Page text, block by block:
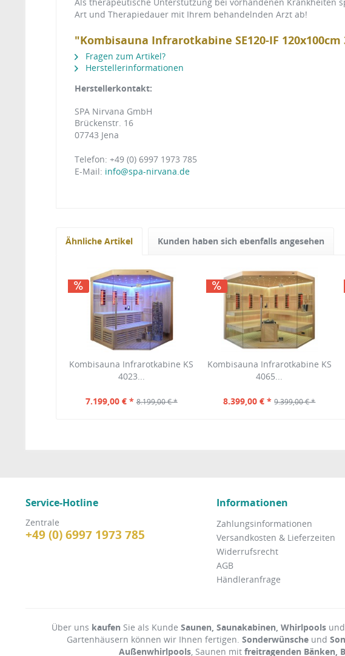
Art und Therapiedauer mit Ihrem behandelnden Arzt ab!
"Kombisauna Infrarotkabine SE120-IF 120x100cm
Fragen zum Artikel?
Herstellerinformationen
Herstellerkontakt:
SPA Nirvana GmbH
Brückenstr. 16
07743 Jena
Telefon: +49 (0) 6997 1973 785
E-Mail: info@spa-nirvana.de
Ähnliche Artikel Kunden haben sich ebenfalls angesehen
Kombisauna Infrarotkabine KS
4023...
7.199,00 € * 8.199,00 € *
Kombisauna Infrarotkabine KS
4065...
8.399,00 € * 9.399,00 € *
Service-Hotline
Zentrale
+49 (0) 6997 1973 785
Informationen
Zahlungsinformationen
Versandkosten & Lieferzeiten
Widerrufsrecht
AGB
Händleranfrage
Über uns kaufen Sie als Kunde Saunen, Saunakabinen, Whirlpools und
Gartenhäusern können wir Ihnen fertigen. Sonderwünscheund
Außenwhirlpools, Saunen mit freitragenden Bänken,